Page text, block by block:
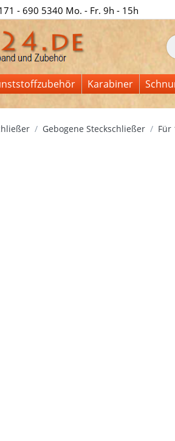
- 690 5340 Mo. - Fr. 9h - 15h
Karabiner
Gebogene Steckschließer Für